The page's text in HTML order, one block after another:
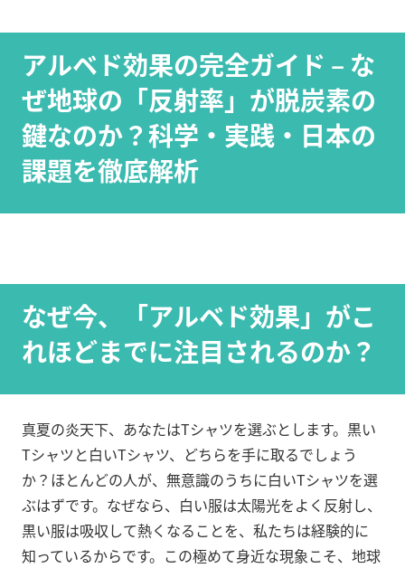
アルベド効果の完全ガイド – な
ぜ地球の「反射率」が脱炭素の
鍵なのか？科学・実践・日本の
課題を徹底解析
なぜ今、「アルベド効果」がこ
れほどまでに注目されるのか？
真夏の炎天下、あなたはTシャツを選ぶとします。黒い
Tシャツと白いTシャツ、どちらを手に取るでしょう
か？ほとんどの人が、無意識のうちに白いTシャツを選
ぶはずです。なぜなら、白い服は太陽光をよく反射し、
黒い服は吸収して熱くなることを、私たちは経験的に
知っているからです。この極めて身近な現象こそ、地球